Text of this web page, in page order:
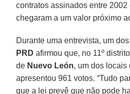
contratos assinados entre 2002
chegaram a um valor próximo
Durante uma entrevista, um
PRD afirmou que, no 11º
de Nuevo León, um dos locais
apresentou 961 votos. “Tudo
que a lei prevê que não pode